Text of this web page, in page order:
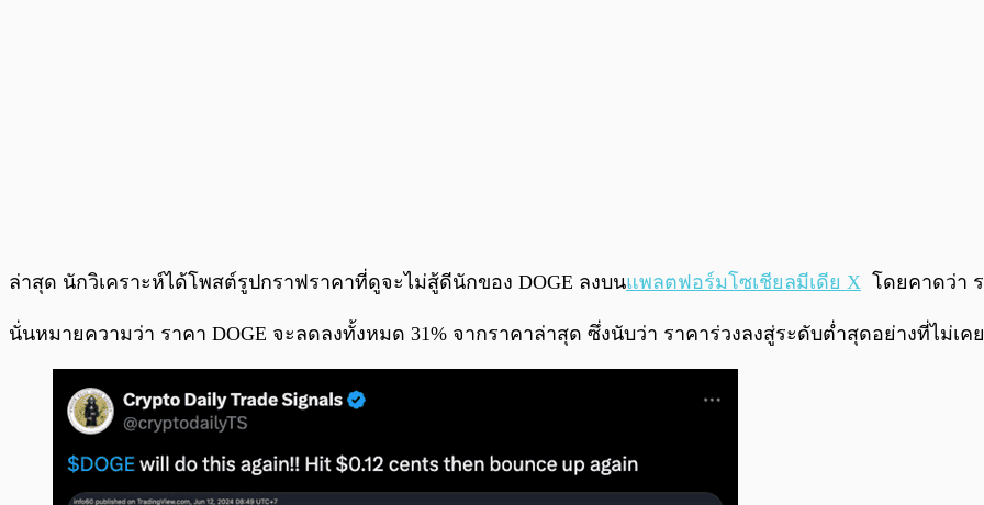
ล่าสุด นักวิเคราะห์ได้โพสต์รูปกราฟราคาที่ดูจะไม่สู้ดีนักของ DOGE ลงบนแพลตฟอร์มโซเชียลมีเดีย X โดยคาดว่า
นั่นหมายความว่า ราคา DOGE จะลดลงทั้งหมด 31% จากราคาล่าสุด ซึ่งนับว่า ราคาร่วงลงสู่ระดับต่ำสุดอย่างที่ไม่เ